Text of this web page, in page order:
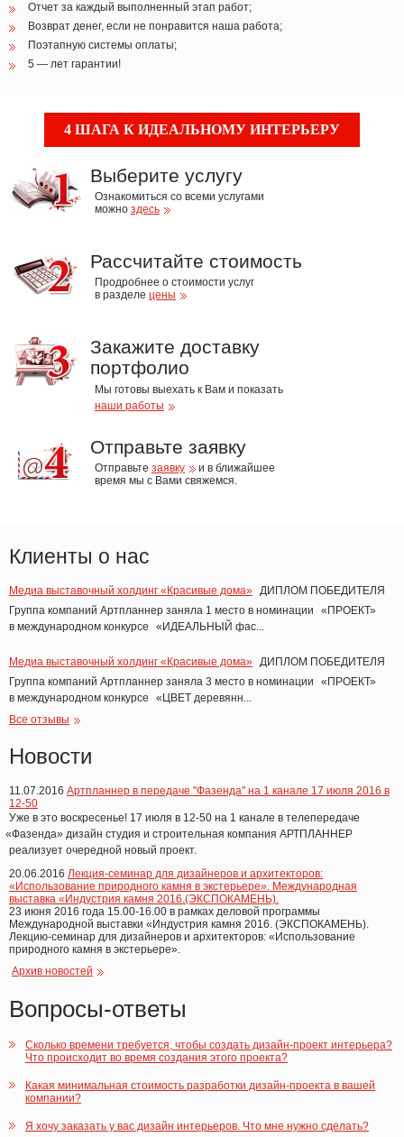
Отчет за каждый выполненный этап работ;
Возврат денег, если не понравится наша работа;
Поэтапную системы оплаты;
5 — лет гарантии!
4 ШАГА К ИДЕАЛЬНОМУ ИНТЕРЬЕРУ
Выберите услугу
Ознакомиться со всеми услугами
можно здесь
Рассчитайте стоимость
Продробнее о стоимости услуг
в разделе цены
Закажите доставку
портфолио
Мы готовы выехать к Вам и показать
наши работы
Отправьте заявку
Отправьте заявку
и в ближайшее
время мы с Вами свяжемся.
Клиенты о нас
Медиа выставочный холдинг «Красивые дома» ДИПЛОМ ПОБЕДИТЕЛЯ
Группа компаний Артпланнер заняла 1 место в номинации
«ПРОЕКТ»
в международном конкурсе
«ИДЕАЛЬНЫЙ фас...
Медиа выставочный холдинг «Красивые дома» ДИПЛОМ ПОБЕДИТЕЛЯ
Группа компаний Артпланнер заняла 3 место в номинации
«ПРОЕКТ»
в международном конкурсе
«ЦВЕТ деревянн...
Все отзывы
Новости
11.07.2016 Артпланнер в передаче "Фазенда" на 1 канале 17 июля 2016 в
12-50
Уже в это воскресенье! 17 июля в 12-50 на 1 канале в телепередаче
«Фазенда» дизайн студия и строительная компания АРТПЛАННЕР
реализует очередной новый проект.
20.06.2016 Лекция-семинар для дизайнеров и архитекторов:
«Использование природного камня в экстерьере». Международная
выставка «Индустрия камня 2016.(ЭКСПОКАМЕНЬ).
23 июня 2016 года 15.00-16.00 в рамках деловой программы
Международной выставки «Индустрия камня 2016. (ЭКСПОКАМЕНЬ).
Лекцию-семинар для дизайнеров и архитекторов: «Использование
природного камня в экстерьере».
Архив новостей
Вопросы-ответы
Сколько времени требуется, чтобы создать дизайн-проект интерьера?
Что происходит во время создания этого проекта?
Какая минимальная стоимость разработки дизайн-проекта в вашей
компании?
Я хочу заказать у вас дизайн интерьеров. Что мне нужно сделать?